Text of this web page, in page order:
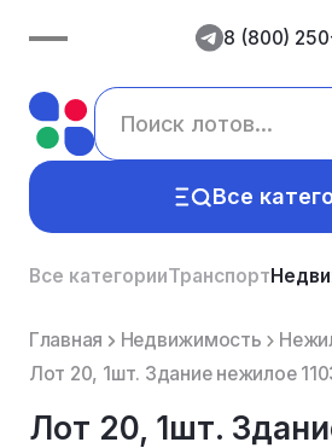
8 (800)
Все
Все категорииТранспорт
Главная Недвижимость
Лот 20, 1шт. Здание нежилое
Лот 20, 1шт.